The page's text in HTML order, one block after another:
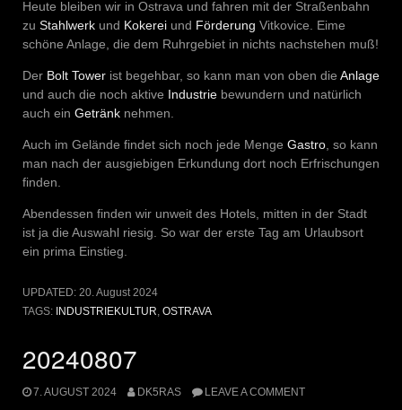
Heute bleiben wir in Ostrava und fahren mit der Straßenbahn
zu Stahlwerk und Kokerei und Förderung Vitkovice. Eime
schöne Anlage, die dem Ruhrgebiet in nichts nachstehen muß!
Der Bolt Tower ist begehbar, so kann man von oben die Anlage
und auch die noch aktive Industrie bewundern und natürlich
auch ein Getränk nehmen.
Auch im Gelände findet sich noch jede Menge Gastro, so kann
man nach der ausgiebigen Erkundung dort noch Erfrischungen
finden.
Abendessen finden wir unweit des Hotels, mitten in der Stadt
ist ja die Auswahl riesig. So war der erste Tag am Urlaubsort
ein prima Einstieg.
UPDATED: 20. August 2024
TAGS: INDUSTRIEKULTUR, OSTRAVA
20240807
7. AUGUST 2024 DK5RAS LEAVE A COMMENT